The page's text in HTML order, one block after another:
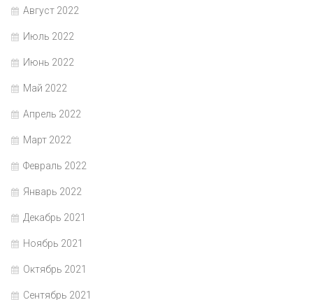
Август 2022
Июль 2022
Июнь 2022
Май 2022
Апрель 2022
Март 2022
Февраль 2022
Январь 2022
Декабрь 2021
Ноябрь 2021
Октябрь 2021
Сентябрь 2021